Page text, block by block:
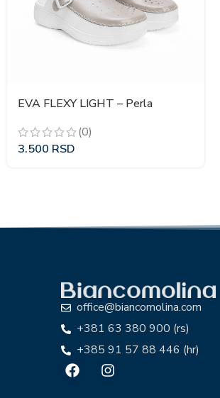
EVA FLEXY LIGHT – Perla
(0)
3.500 RSD
office@biancomolina.com
+381 63 380 900 (rs)
+385 91 57 88 446 (hr)